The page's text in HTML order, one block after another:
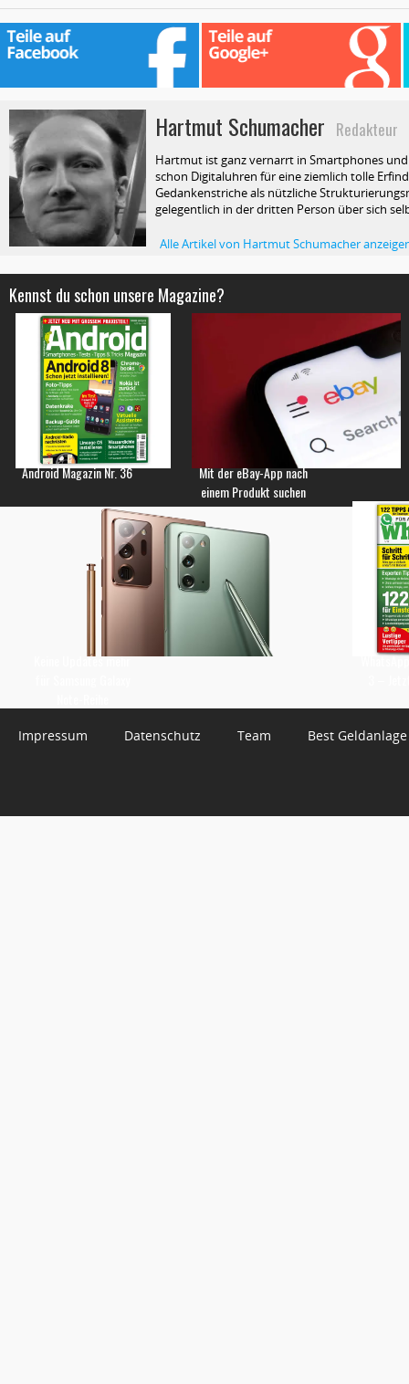
Hartmut Schumacher Redakteur
Hartmut ist ganz vernarrt in Smartphones
schon Digitaluhren für eine ziemlich tolle
Gedankenstriche als nützliche
gelegentlich in der dritten Person über sich
Alle Artikel von Hartmut Schumacher
Kennst du schon unsere Magazine?
Android Magazin Nr. 36
Mit der eBay-App nach
einem Produkt suchen
Keine Updates mehr
Impressum Datenschutz Team Best Geldanlage